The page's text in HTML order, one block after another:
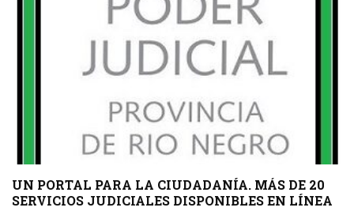
UN PORTAL PARA LA CIUDADANÍA. MÁS DE 20
SERVICIOS JUDICIALES DISPONIBLES EN LÍNEA